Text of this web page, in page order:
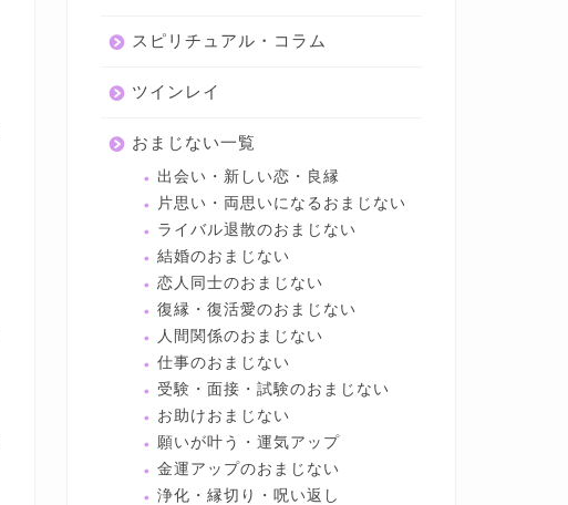
スピリチュアル・コラム
ツインレイ
おまじない一覧
出会い・新しい恋・良縁
片思い・両思いになるおまじない
ライバル退散のおまじない
結婚のおまじない
恋人同士のおまじない
復縁・復活愛のおまじない
人間関係のおまじない
仕事のおまじない
受験・面接・試験のおまじない
お助けおまじない
願いが叶う・運気アップ
金運アップのおまじない
浄化・縁切り・呪い返し